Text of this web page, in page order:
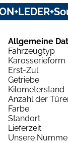
Allgemeine
Fahrzeugtyp
Karosserieform
Erst-Zul.
Getriebe
Kilometerstand
Anzahl der
Farbe
Standort
Lieferzeit
Unsere